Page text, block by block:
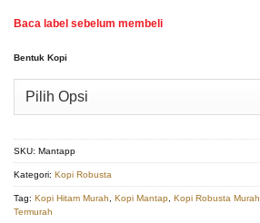
Baca label sebelum membeli
Bentuk Kopi
SKU: Mantapp
Kategori: Kopi Robusta
Tag: Kopi Hitam Murah, Kopi Mantap, Kopi Robusta Murah
Termurah